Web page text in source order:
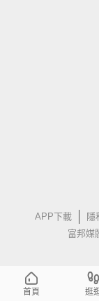
APP下載 隱
富邦媒
首頁 逛